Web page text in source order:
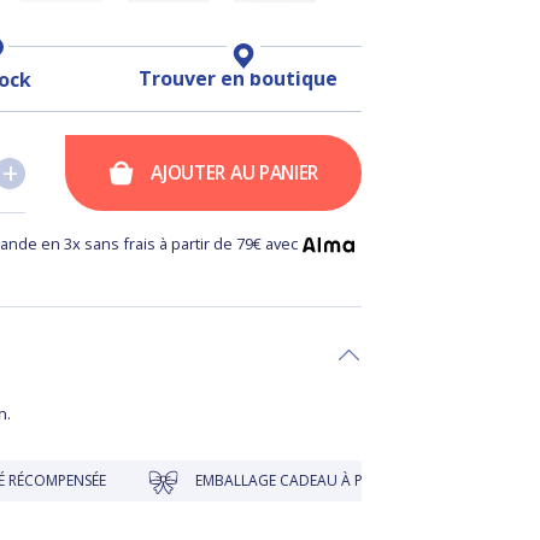
Trouver en boutique
+
+ AJOUTER AU PANIER
en 3x sans frais à partir de 79€ avec
EMBALLAGE CADEAU À PRIX DOUX